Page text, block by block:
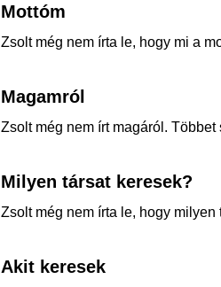
Mottóm
Zsolt még nem írta le, hogy mi a
Magamról
Zsolt még nem írt magáról.
Milyen társat keresek?
Zsolt még nem írta le, hogy milyen
Akit keresek